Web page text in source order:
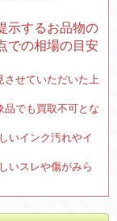
示するお品物の
での相場の目安
せていただいた上
でも買取不可とな
いインク汚れやイ
いスレや傷がみら